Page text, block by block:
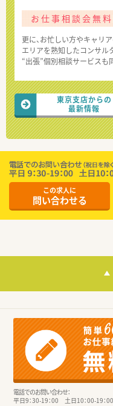
お仕事相談会無料
更に、お忙しい方やキャリ
エリアを熟知したコンサル
“出張”個別相談サービスも
東京支店からの
最新情報
この求人に
問い合わせる
電話でのお問い合わせ：
平日9：30-19：00 土日10：00-19：00